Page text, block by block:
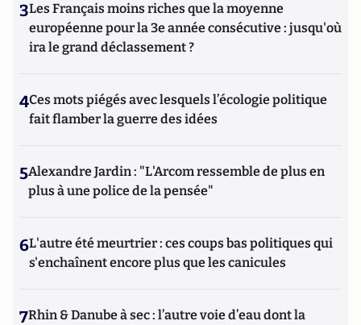
3Les Français moins riches que la moyenne
européenne pour la 3e année consécutive : jusqu'où
ira le grand déclassement ?
4Ces mots piégés avec lesquels l’écologie politique
fait flamber la guerre des idées
5Alexandre Jardin : "L'Arcom ressemble de plus en
plus à une police de la pensée"
6L'autre été meurtrier : ces coups bas politiques qui
s'enchaînent encore plus que les canicules
7Rhin & Danube à sec : l’autre voie d’eau dont la